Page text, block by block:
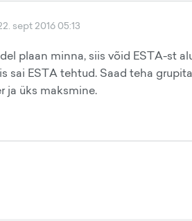
sept 2016 05:13
plaan minna, siis võid ESTA-st
sai ESTA tehtud. Saad teha
ja üks maksmine.